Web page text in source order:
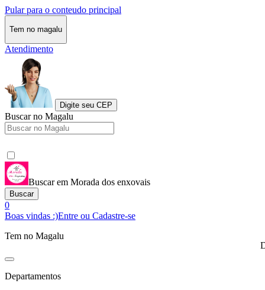
Pular para o conteudo principal
Tem no magalu
Atendimento
Digite seu CEP
Buscar no Magalu
Buscar em Morada dos enxovais
Buscar
0
Boas vindas :)Entre ou Cadastre-se
Tem no Magalu
Departamentos